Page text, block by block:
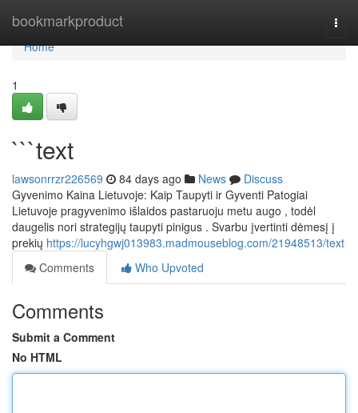
bookmarkproduct
Home
Home
1
```text
lawsonrrzr226569 84 days ago News
Discuss
Gyvenimo Kaina Lietuvoje: Kaip Taupyti ir Gyventi Patogiai
Lietuvoje pragyvenimo išlaidos pastaruoju metu augo , todėl
daugelis nori strategijų taupyti pinigus . Svarbu įvertinti dėmesį į
prekių https://lucyhgwj013983.madmouseblog.com/21948513/text
Comments
Who Upvoted
Comments
Submit a Comment
No HTML